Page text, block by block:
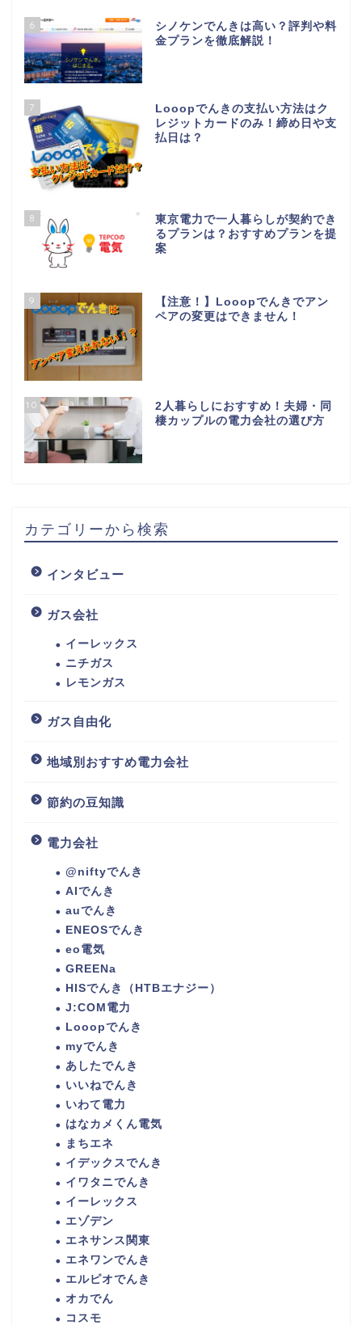
6
シノケンでんきは高い？評判や料
金プランを徹底解説！
7
Looopでんきの支払い方法はク
レジットカードのみ！締め日や支
払日は？
8
東京電力で一人暮らしが契約でき
るプランは？おすすめプランを提
案
9
【注意！】Looopでんきでアン
ペアの変更はできません！
10
2人暮らしにおすすめ！夫婦・同
棲カップルの電力会社の選び方
カテゴリーから検索
インタビュー
ガス会社
イーレックス
ニチガス
レモンガス
ガス自由化
地域別おすすめ電力会社
節約の豆知識
電力会社
@niftyでんき
AIでんき
auでんき
ENEOSでんき
eo電気
GREENa
HISでんき（HTBエナジー）
J:COM電力
Looopでんき
myでんき
あしたでんき
いいねでんき
いわて電力
はなカメくん電気
まちエネ
イデックスでんき
イワタニでんき
イーレックス
エゾデン
エネサンス関東
エネワンでんき
エルピオでんき
オカでん
コスモ